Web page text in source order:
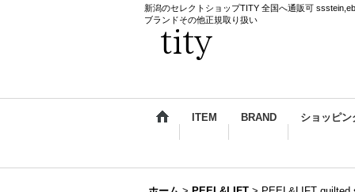
新潟のセレクトショップTITY 全国へ通販可
ブランドその他正規取り扱い
ITEM BRAND ショッピン